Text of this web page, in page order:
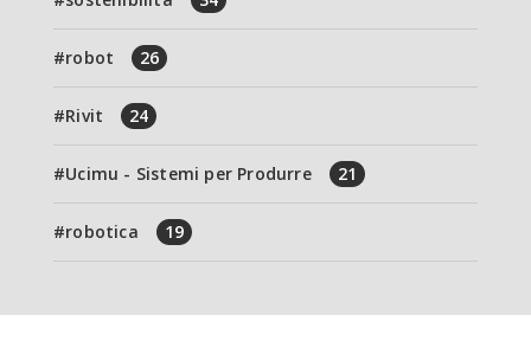
robot 26
Rivit 24
Ucimu - Sistemi per Produrre 21
robotica 19